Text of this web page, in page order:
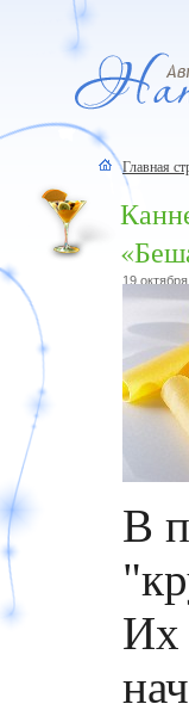
Главная
19 октября
В
Их